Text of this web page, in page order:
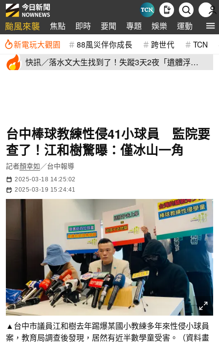
颱風來襲 焦點 即時 要聞 專題 娛樂 運動 全球
新電玩大觀園 88風災伴你成長 跨世代 TCN
快訊／落水文大生找到了！失蹤3天2夜「遺體浮
台中棒球教練性侵41小球員 監院要
查了！江和樹驚曝：僅冰山一角
記者顏幸如 ／台中報導
2025-03-18 14:25:02
2025-03-19 15:24:41
▲台中市議員江和樹去年踢爆某國小教練多年來性侵小球員
案，教育局調查後發現，居然有近半數學童受害。（資料畫